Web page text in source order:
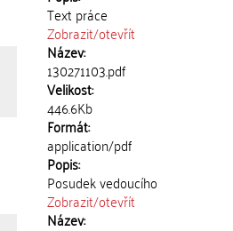
Text práce
Zobrazit/otevřít
Název:
130271103.pdf
Velikost:
446.6Kb
Formát:
application/pdf
Popis:
Posudek vedoucího
Zobrazit/otevřít
Název: